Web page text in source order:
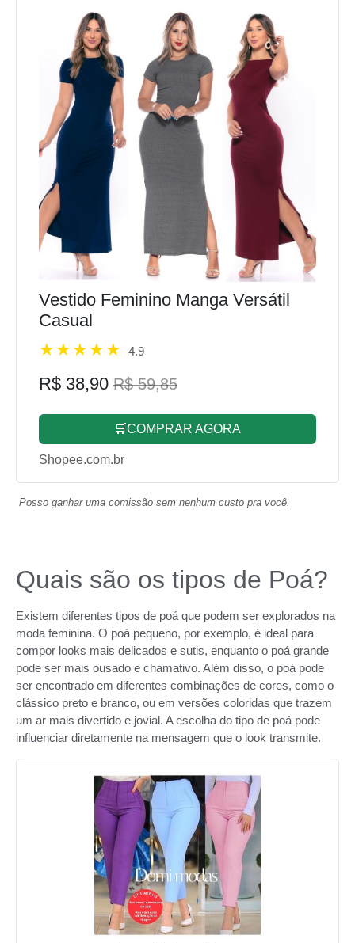
Vestido Feminino Manga Versátil
Casual
4.9
R$ 38,90 R$ 59,85
🛒COMPRAR AGORA
Shopee.com.br
Posso ganhar uma comissão sem nenhum custo pra você.
Quais são os tipos de Poá?
Existem diferentes tipos de poá que podem ser explorados na
moda feminina. O poá pequeno, por exemplo, é ideal para
compor looks mais delicados e sutis, enquanto o poá grande
pode ser mais ousado e chamativo. Além disso, o poá pode
ser encontrado em diferentes combinações de cores, como o
clássico preto e branco, ou em versões coloridas que trazem
um ar mais divertido e jovial. A escolha do tipo de poá pode
influenciar diretamente na mensagem que o look transmite.